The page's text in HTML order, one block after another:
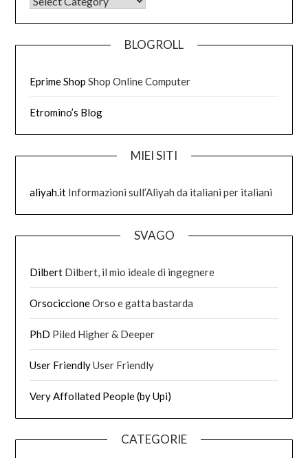
BLOGROLL
Eprime Shop Shop Online Computer
Etromino’s Blog
MIEI SITI
aliyah.it Informazioni sull’Aliyah da italiani per italiani
SVAGO
Dilbert Dilbert, il mio ideale di ingegnere
OrsociccioneOrso e gatta bastarda
PhD Piled Higher & Deeper
User FriendlyUser Friendly
Very Affollated People (by Upi)
CATEGORIE